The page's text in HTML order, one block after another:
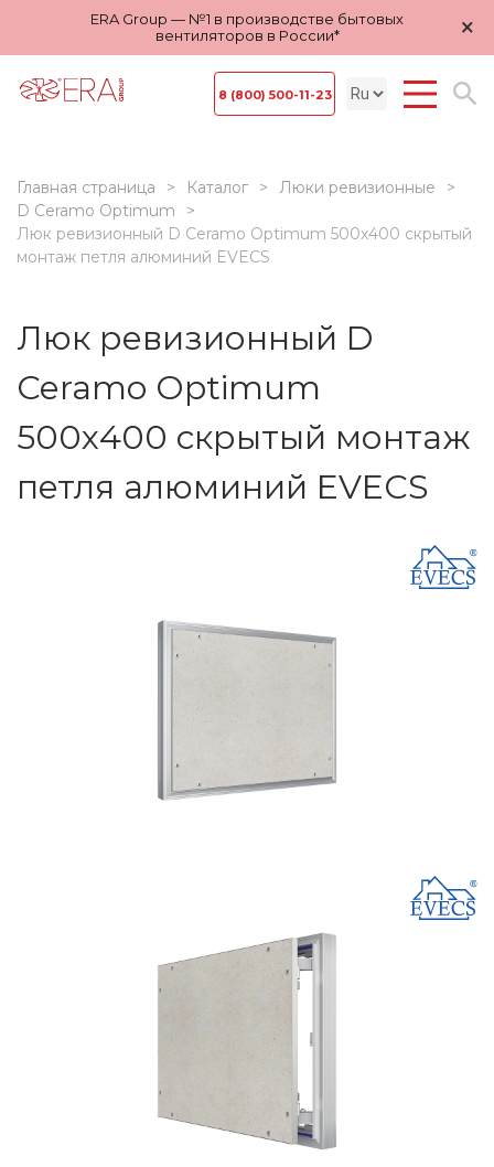
ERA Group — №1 в производстве бытовых
вентиляторов в России*
×
8 (800) 500-11-23
Главная страница Каталог
Люки ревизионные
D Ceramo Optimum
Люк ревизионный D Ceramo Optimum 500х400 скрытый
монтаж петля алюминий EVECS
Люк ревизионный D
Ceramo Optimum
500х400 скрытый монтаж
петля алюминий EVECS